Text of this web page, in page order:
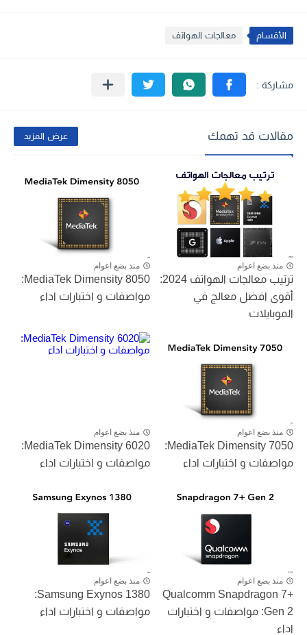
الأقسام معالجات الهواتف
مقالات قد تهمك عرض المزيد
منذ بضع اعوام
ترتيب معالجات الهواتف 2024:
أقوى افضل معالج في
الموبايلات
منذ بضع اعوام
MediaTek Dimensity 8050:
مواصفات و اختبارات اداء
منذ بضع اعوام
MediaTek Dimensity 7050:
مواصفات و اختبارات اداء
منذ بضع اعوام
MediaTek Dimensity 6020:
مواصفات و اختبارات اداء
منذ بضع اعوام
Qualcomm Snapdragon 7+
Gen 2: مواصفات و اختبارات
اداء
منذ بضع اعوام
Samsung Exynos 1380:
مواصفات و اختبارات اداء